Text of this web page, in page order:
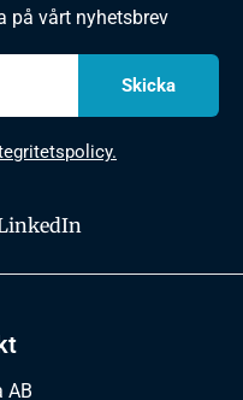
AB
på vårt nyhetsbrev